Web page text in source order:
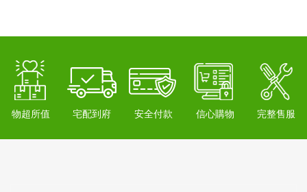
物超所值 宅配到府 安全付款 信心購物 完整售服